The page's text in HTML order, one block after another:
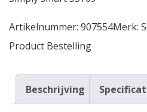
Artikelnummer: 907554Merk:
Product Bestelling
Beschrijving